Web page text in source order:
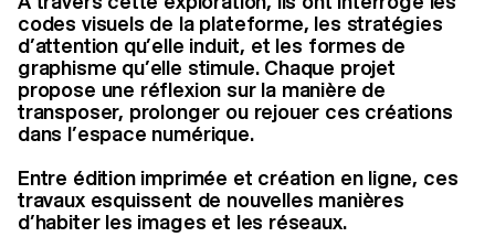
codes visuels de la plateforme, les stratégies
d’attention qu’elle induit, et les formes de
graphisme qu’elle stimule. Chaque projet
propose une réflexion sur la manière de
transposer, prolonger ou rejouer ces créations
dans l’espace numérique.
Entre édition imprimée et création en ligne, ces
travaux esquissent de nouvelles manières
d’habiter les images et les réseaux.